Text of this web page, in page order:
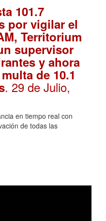
101.7
por vigilar el
Territorium
supervisor
y ahora
de 10.1
. 29 de Julio,
en tiempo real con
de todas las